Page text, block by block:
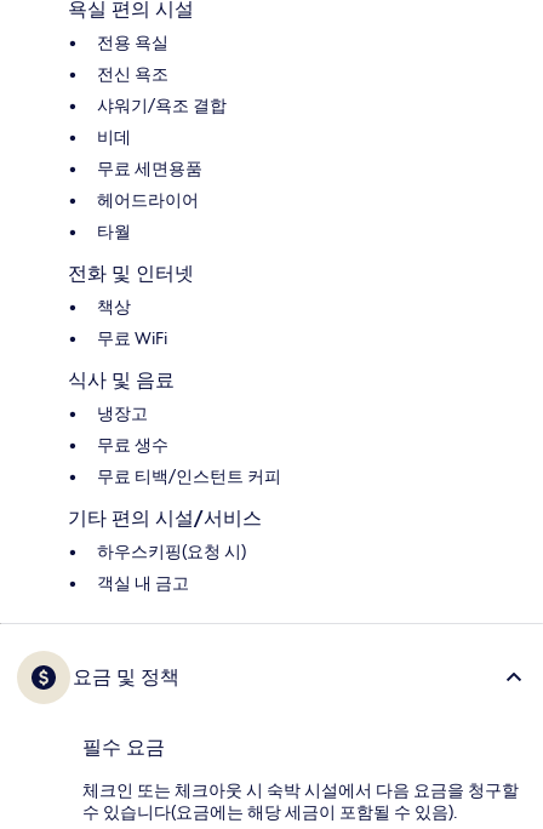
욕실 편의 시설
전용 욕실
전신 욕조
샤워기/욕조 결합
비데
무료 세면용품
헤어드라이어
타월
전화 및 인터넷
책상
무료 WiFi
식사 및 음료
냉장고
무료 생수
무료 티백/인스턴트 커피
기타 편의 시설/서비스
하우스키핑(요청 시)
객실 내 금고
요금 및 정책
필수 요금
체크인 또는 체크아웃 시 숙박 시설에서 다음 요금을 청구할
수 있습니다(요금에는 해당 세금이 포함될 수 있음).